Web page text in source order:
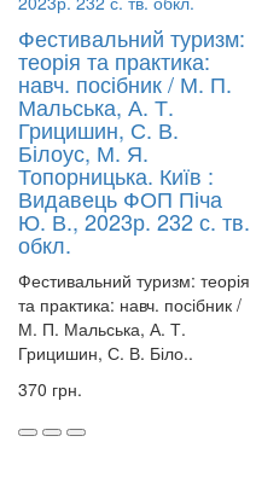
Фестивальний туризм:
теорія та практика:
навч. посібник / М. П.
Мальська, А. Т.
Грицишин, С. В.
Білоус, М. Я.
Топорницька. Київ :
Видавець ФОП Піча
Ю. В., 2023р. 232 с. тв.
обкл.
Фестивальний туризм: теорія
та практика: навч. посібник /
М. П. Мальська, А. Т.
Грицишин, С. В. Біло..
370 грн.